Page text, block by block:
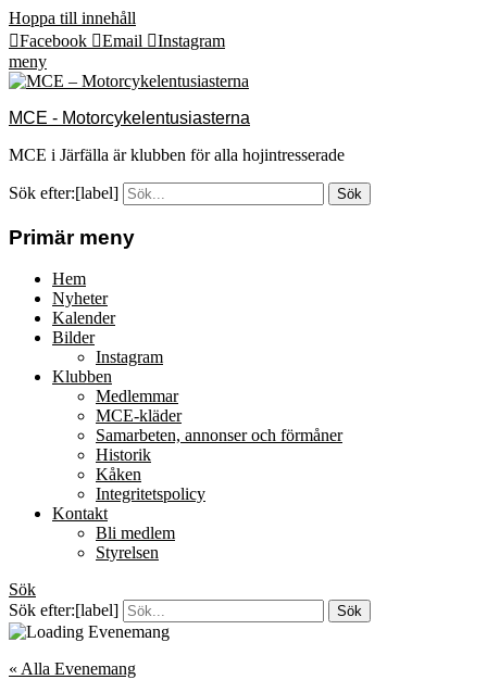
Hoppa till innehåll
Facebook
Email
Instagram
meny
MCE - Motorcykelentusiasterna
MCE i Järfälla är klubben för alla hojintresserade
Sök efter:[label]
Primär meny
Hem
Nyheter
Kalender
Bilder
Instagram
Klubben
Medlemmar
MCE-kläder
Samarbeten, annonser och förmåner
Historik
Kåken
Integritetspolicy
Kontakt
Bli medlem
Styrelsen
Sök
Sök efter:[label]
« Alla Evenemang